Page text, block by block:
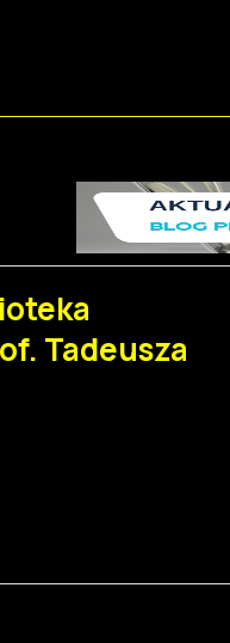
Tadeusza